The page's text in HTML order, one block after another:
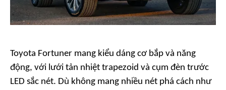
Toyota Fortuner mang kiểu dáng cơ bắp và năng
động, với lưới tản nhiệt trapezoid và cụm đèn trước
LED sắc nét. Dù không mang nhiều nét phá cách như